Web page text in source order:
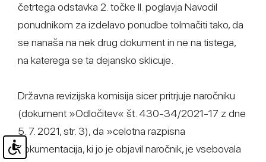
četrtega odstavka 2. točke II. poglavja Navodil
ponudnikom za izdelavo ponudbe tolmačiti tako, da
se nanaša na nek drug dokument in ne na tistega,
na katerega se ta dejansko sklicuje.
Državna revizijska komisija sicer pritrjuje naročniku
(dokument »Odločitev« št. 430-34/2021-17 z dne
5. 7. 2021, str. 3), da »celotna razpisna
dokumentacija, ki jo je objavil naročnik, je vsebovala